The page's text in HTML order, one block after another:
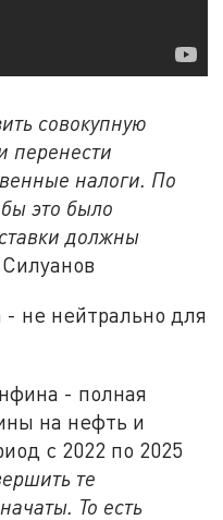
совокупную
перенести
налоги. По
это было
должны
не нейтрально для
- полная
на нефть и
с 2022 по 2025
те
То есть